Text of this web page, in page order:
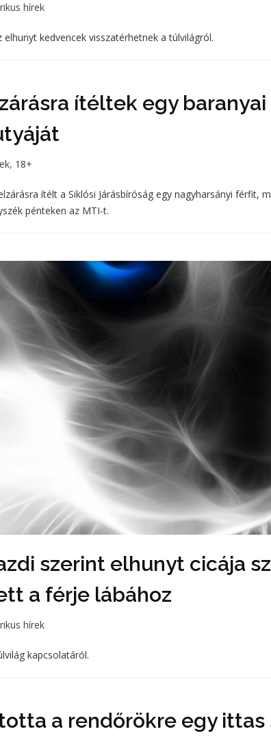
hírek
kedvencek visszatérhetnek a túlvilágról.
ítéltek egy
, 18+
ítélt a Siklósi Járásbíróság egy nagyharsányi férfit,
pénteken az MTI-t.
szerint elhunyt cicája
a férje lábához
hírek
kapcsolatáról.
a rendőrökre egy ittas